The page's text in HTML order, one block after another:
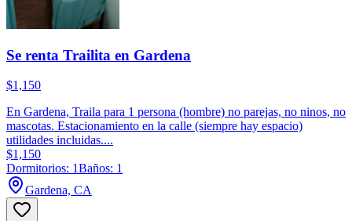
Se renta Trailita en Gardena
$1,150
En Gardena, Traila para 1 persona (hombre) no parejas, no ninos, no
mascotas. Estacionamiento en la calle (siempre hay espacio)
utilidades incluidas....
$1,150
Dormitorios: 1Baños: 1
Gardena, CA